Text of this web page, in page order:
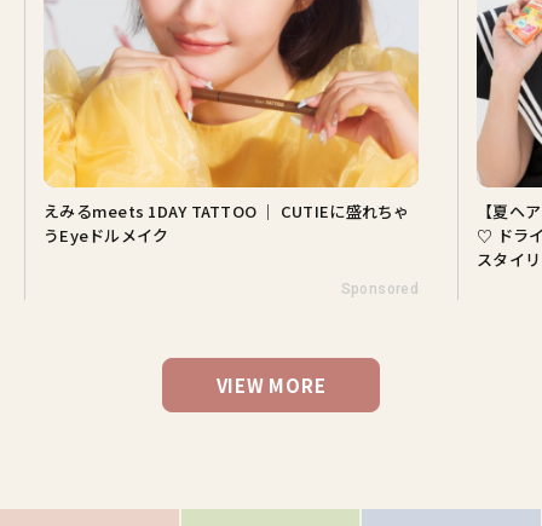
えみるmeets 1DAY TATTOO ｜ CUTIEに盛れちゃ
うEyeドルメイク
Sponsored
【夏ヘ
♡ ドラ
スタイ
VIEW MORE